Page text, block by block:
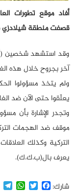
أفاد موقع تطورات
قصفت منطقة
وقد استشهد شخصين
آخر بجروح خلال هذه
ولم يتخذ مسؤولوا
يعلّقوا حتى الآن ضد
وتجدر الإشارة بأن
موقف ضد الهجمات
التركية وكذلك
يعرف بال(ب.ك.ك).
شارك: Facebook
Twitter